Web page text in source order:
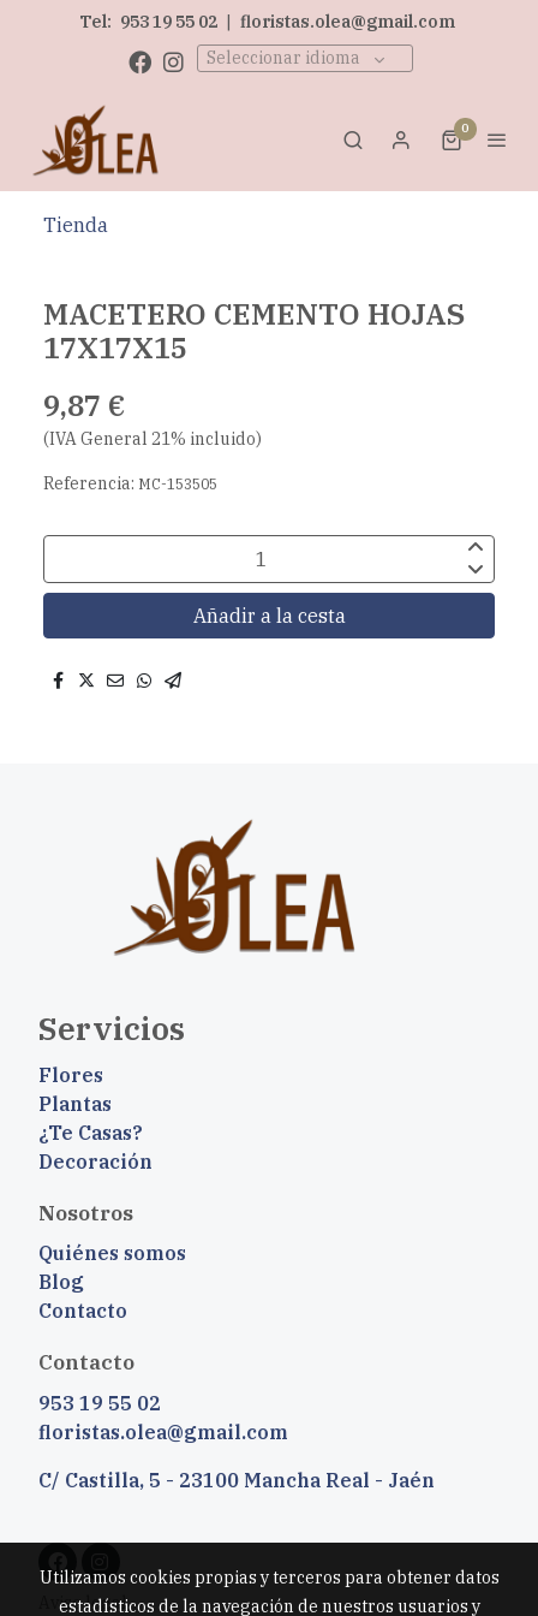
Tel: 953 19 55 02 | floristas.olea@gmail.com
Seleccionar idioma
0
Tienda
MACETERO CEMENTO HOJAS
17X17X15
9,87 €
(IVA General 21% incluido)
Referencia: MC-153505
Añadir a la cesta
Servicios
Flores
Plantas
¿Te Casas?
Decoración
Nosotros
Quiénes somos
Blog
Contacto
Contacto
953 19 55 02
floristas.olea@gmail.com
C/ Castilla, 5 - 23100 Mancha Real - Jaén
Aviso legal
Utilizamos cookies propias y terceros para obtener datos
estadísticos de la navegación de nuestros usuarios y